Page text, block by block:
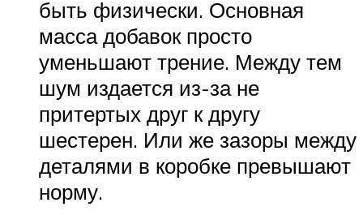
быть физически. Основная
масса добавок просто
уменьшают трение. Между тем
шум издается из-за не
притертых друг к другу
шестерен. Или же зазоры между
деталями в коробке превышают
норму.